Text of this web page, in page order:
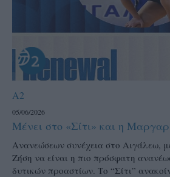
A2
05/06/2026
Μένει στο «Σίτι» και η
Ανανεώσεων συνέχεια στο Αιγάλεω,
Ζήση να είναι η πιο πρόσφατη
δυτικών προαστίων. Το “Σίτι”